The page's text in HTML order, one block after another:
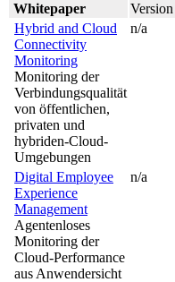
Whitepaper Version
Hybrid and Cloud
Connectivity
Monitoring
Monitoring der
Verbindungsqualität
von öffentlichen,
privaten und
hybriden-Cloud-
Umgebungen
n/a
Digital Employee
Experience
Management
Agentenloses
Monitoring der
Cloud-Performance
aus Anwendersicht
n/a